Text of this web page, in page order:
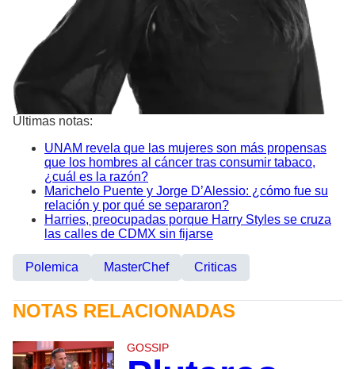
Últimas notas:
UNAM revela que las mujeres son más propensas
que los hombres al cáncer tras consumir tabaco,
¿cuál es la razón?
Marichelo Puente y Jorge D’Alessio: ¿cómo fue su
relación y por qué se separaron?
Harries, preocupadas porque Harry Styles se cruza
las calles de CDMX sin fijarse
Polemica MasterChef Criticas
NOTAS RELACIONADAS
GOSSIP